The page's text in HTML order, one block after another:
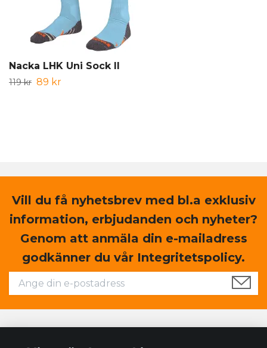
Nacka LHK Uni Sock II
119 kr 89 kr
Vill du få nyhetsbrev med bl.a exklusiv
information, erbjudanden och nyheter?
Genom att anmäla din e-mailadress
godkänner du vår Integritetspolicy.